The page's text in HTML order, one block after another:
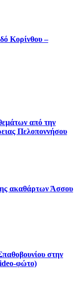
Κορίνθου –
από την
Πελοποννήσου
ακαθάρτων Άσσου
στην
φώτο)